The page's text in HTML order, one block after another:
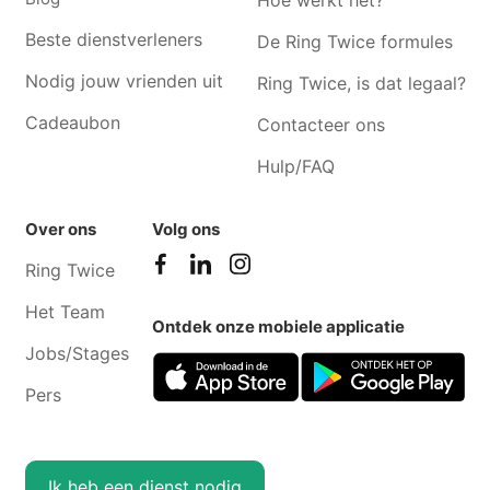
Beste dienstverleners
Nodig jouw vrienden uit
Cadeaubon
De Ring Twice formules
Ring Twice, is dat legaal?
Contacteer ons
Hulp/FAQ
Over ons
Ring Twice
Het Team
Jobs/Stages
Pers
Volg ons
Ontdek onze mobiele applicatie